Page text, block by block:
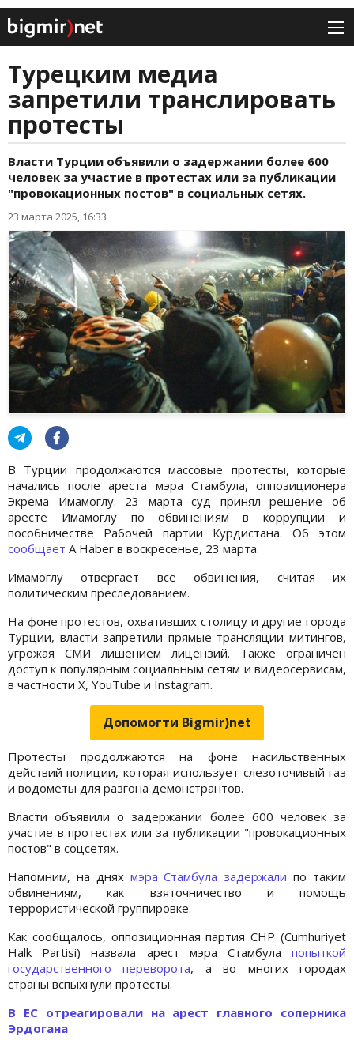
Турецким медиа
запретили транслировать
протесты
Власти Турции объявили о задержании более 600
человек за участие в протестах или за публикации
"провокационных постов" в социальных сетях.
23 марта 2025, 16:33
В Турции продолжаются массовые протесты, которые
начались после ареста мэра Стамбула, оппозиционера
Экрема Имамоглу. 23 марта суд принял решение об
аресте Имамоглу по обвинениям в коррупции и
пособничестве Рабочей партии Курдистана. Об этом
сообщает A Haber в воскресенье, 23 марта.
Имамоглу отвергает все обвинения, считая их
политическим преследованием.
На фоне протестов, охвативших столицу и другие города
Турции, власти запретили прямые трансляции митингов,
угрожая СМИ лишением лицензий. Также ограничен
доступ к популярным социальным сетям и видеосервисам,
в частности X, YouTube и Instagram.
Допомогти Bigmir)net
Протесты продолжаются на фоне насильственных
действий полиции, которая использует слезоточивый газ
и водометы для разгона демонстрантов.
Власти объявили о задержании более 600 человек за
участие в протестах или за публикации "провокационных
постов" в соцсетях.
Напомним, на днях мэра Стамбула задержали по таким
обвинениям, как взяточничество и помощь
террористической группировке.
Как сообщалось, оппозиционная партия CHP (Cumhuriyet
Halk Partisi) назвала арест мэра Стамбула попыткой
государственного переворота, а во многих городах
страны вспыхнули протесты.
В ЕС отреагировали на арест главного соперника
Эрдогана